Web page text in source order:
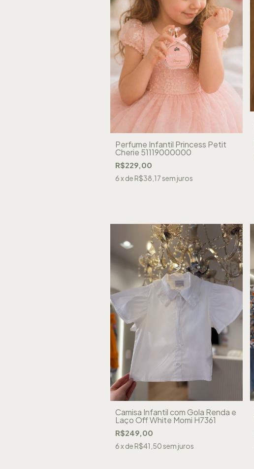
Perfume Infantil Princess Petit
Cherie 51119000000
R$229,00
6x de R$38,17sem juros
Camisa Infantil com Gola Renda e
Laço Off White Momi H7361
R$249,00
6x de R$41,50sem juros